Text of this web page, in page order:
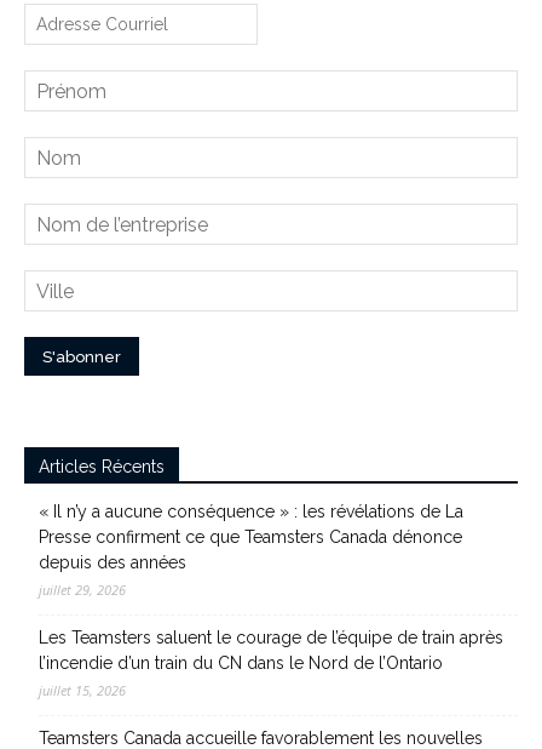
Articles Récents
« Il n’y a aucune conséquence » : les révélations de La
Presse confirment ce que Teamsters Canada dénonce
depuis des années
juillet 29, 2026
Les Teamsters saluent le courage de l’équipe de train après
l’incendie d’un train du CN dans le Nord de l’Ontario
juillet 15, 2026
Teamsters Canada accueille favorablement les nouvelles